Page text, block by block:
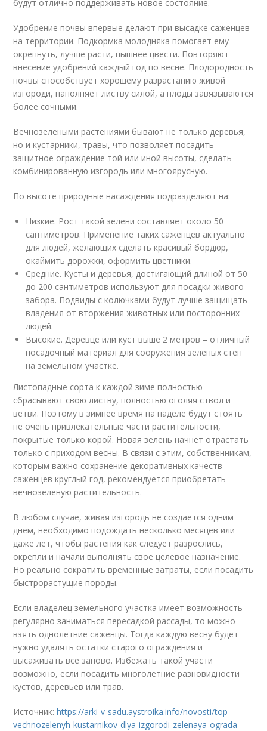
будут отлично поддерживать новое состояние.
Удобрение почвы впервые делают при высадке саженцев
на территории. Подкормка молодняка помогает ему
окрепнуть, лучше расти, пышнее цвести. Повторяют
внесение удобрений каждый год по весне. Плодородность
почвы способствует хорошему разрастанию живой
изгороди, наполняет листву силой, а плоды завязываются
более сочными.
Вечнозелеными растениями бывают не только деревья,
но и кустарники, травы, что позволяет посадить
защитное ограждение той или иной высоты, сделать
комбинированную изгородь или многоярусную.
По высоте природные насаждения подразделяют на:
Низкие. Рост такой зелени составляет около 50
сантиметров. Применение таких саженцев актуально
для людей, желающих сделать красивый бордюр,
окаймить дорожки, оформить цветники.
Средние. Кусты и деревья, достигающий длиной от 50
до 200 сантиметров используют для посадки живого
забора. Подвиды с колючками будут лучше защищать
владения от вторжения животных или посторонних
людей.
Высокие. Деревце или куст выше 2 метров – отличный
посадочный материал для сооружения зеленых стен
на земельном участке.
Листопадные сорта к каждой зиме полностью
сбрасывают свою листву, полностью оголяя ствол и
ветви. Поэтому в зимнее время на наделе будут стоять
не очень привлекательные части растительности,
покрытые только корой. Новая зелень начнет отрастать
только с приходом весны. В связи с этим, собственникам,
которым важно сохранение декоративных качеств
саженцев круглый год, рекомендуется приобретать
вечнозеленую растительность.
В любом случае, живая изгородь не создается одним
днем, необходимо подождать несколько месяцев или
даже лет, чтобы растения как следует разрослись,
окрепли и начали выполнять свое целевое назначение.
Но реально сократить временные затраты, если посадить
быстрорастущие породы.
Если владелец земельного участка имеет возможность
регулярно заниматься пересадкой рассады, то можно
взять однолетние саженцы. Тогда каждую весну будет
нужно удалять остатки старого ограждения и
высаживать все заново. Избежать такой участи
возможно, если посадить многолетние разновидности
кустов, деревьев или трав.
Источник:https://arki-v-sadu.aystroika.info/novosti/top-
vechnozelenyh-kustarnikov-dlya-izgorodi-zelenaya-ograda-